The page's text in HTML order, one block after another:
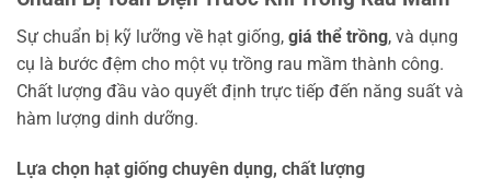
Sự chuẩn bị kỹ lưỡng về hạt giống, giá thể trồng, và dụng
cụ là bước đệm cho một vụ trồng rau mầm thành công.
Chất lượng đầu vào quyết định trực tiếp đến năng suất và
hàm lượng dinh dưỡng.
Lựa chọn hạt giống chuyên dụng, chất lượng